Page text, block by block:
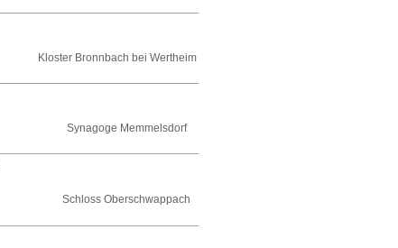
Kloster Bronnbach bei Wertheim
Synagoge Memmelsdorf
Schloss Oberschwappach